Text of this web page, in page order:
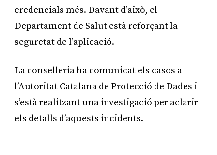
credencials més. Davant d’això, el
Departament de Salut està reforçant la
seguretat de l’aplicació.
La conselleria ha comunicat els casos a
l’Autoritat Catalana de Protecció de Dades i
s’està realitzant una investigació per aclarir
els detalls d’aquests incidents.